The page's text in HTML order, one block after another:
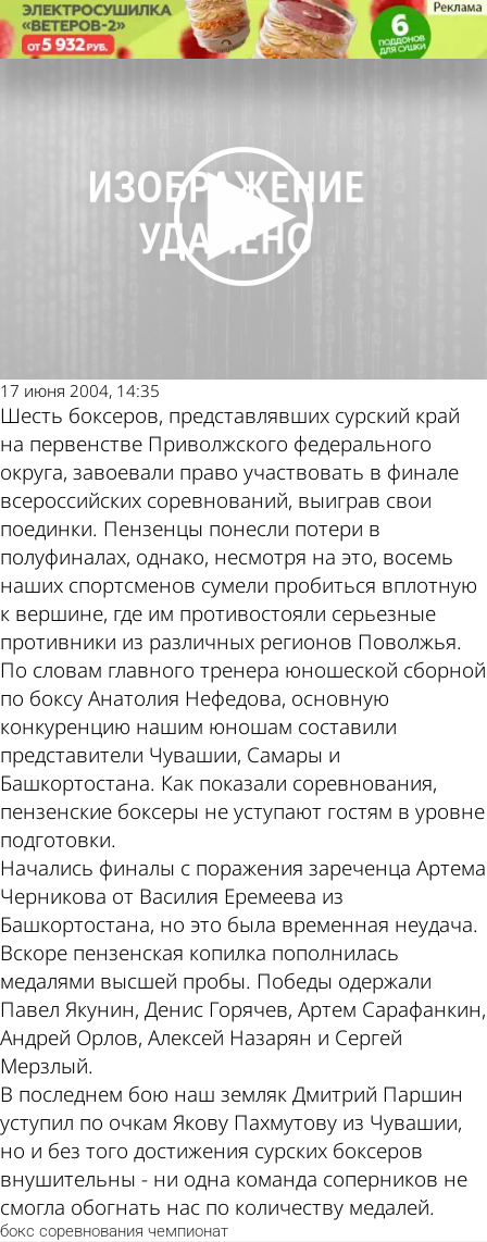
Наши боксеры - в финале
чемпионата России
Спорт
17 июня 2004, 14:35
Шесть боксеров, представлявших сурский край
на первенстве Приволжского федерального
округа, завоевали право участвовать в финале
всероссийских соревнований, выиграв свои
поединки. Пензенцы понесли потери в
полуфиналах, однако, несмотря на это, восемь
наших спортсменов сумели пробиться вплотную
к вершине, где им противостояли серьезные
противники из различных регионов Поволжья.
По словам главного тренера юношеской сборной
по боксу Анатолия Нефедова, основную
конкуренцию нашим юношам составили
представители Чувашии, Самары и
Башкортостана. Как показали соревнования,
пензенские боксеры не уступают гостям в уровне
подготовки.
Начались финалы с поражения зареченца Артема
Черникова от Василия Еремеева из
Башкортостана, но это была временная неудача.
Вскоре пензенская копилка пополнилась
медалями высшей пробы. Победы одержали
Павел Якунин, Денис Горячев, Артем Сарафанкин,
Андрей Орлов, Алексей Назарян и Сергей
Мерзлый.
В последнем бою наш земляк Дмитрий Паршин
уступил по очкам Якову Пахмутову из Чувашии,
но и без того достижения сурских боксеров
внушительны - ни одна команда соперников не
смогла обогнать нас по количеству медалей.
бокс соревнования чемпионат
Другие новости
по теме
Погода и курсы
валют в Пензе